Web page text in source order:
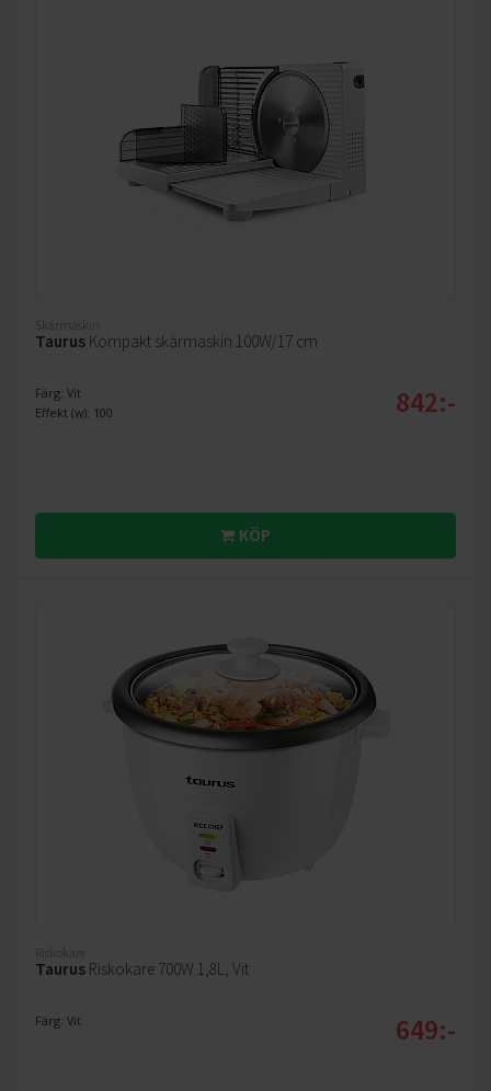
Skärmaskin
Taurus Kompakt skärmaskin 100W/17 cm
Färg: Vit
Effekt (w): 100
842:-
KÖP
Riskokare
Taurus Riskokare 700W 1,8L, Vit
Färg: Vit 649:-